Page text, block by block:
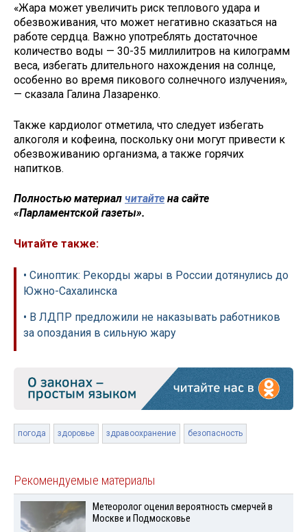
«Жара может увеличить риск теплового удара и
обезвоживания, что может негативно сказаться на
работе сердца. Важно употреблять достаточное
количество воды — 30-35 миллилитров на килограмм
веса, избегать длительного нахождения на солнце,
особенно во время пикового солнечного излучения»,
— сказала Галина Лазаренко.
Также кардиолог отметила, что следует избегать
алкоголя и кофеина, поскольку они могут привести к
обезвоживанию организма, а также горячих
напитков.
Полностью материал читайте на сайте
«Парламентской газеты».
Читайте также:
• Синоптик: Рекорды жары в России дотянулись до
Южно-Сахалинска
• В ЛДПР предложили не наказывать работников
за опоздания в сильную жару
погода здоровье здравоохранение безопасность
Рекомендуемые материалы
Метеоролог оценил вероятность смерчей в
Москве и Подмосковье